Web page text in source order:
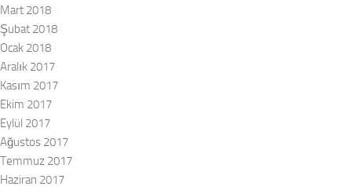
Mart 2018
Şubat 2018
Ocak 2018
Aralık 2017
Kasım 2017
Ekim 2017
Eylül 2017
Ağustos 2017
Temmuz 2017
Haziran 2017